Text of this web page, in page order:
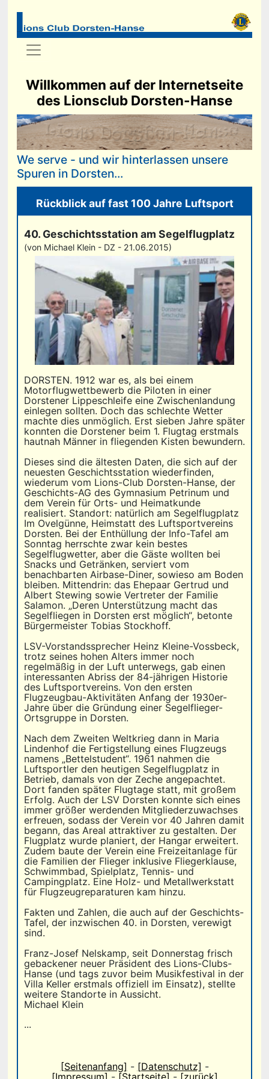
Willkommen auf der Internetseite
des Lionsclub Dorsten-Hanse
We serve - und wir hinterlassen unsere
Spuren in Dorsten...
Rückblick auf fast 100 Jahre Luftsport
40. Geschichtsstation am Segelflugplatz
(von Michael Klein - DZ - 21.06.2015)
DORSTEN. 1912 war es, als bei einem
Motorflugwettbewerb die Piloten in einer
Dorstener Lippeschleife eine Zwischenlandung
einlegen sollten. Doch das schlechte Wetter
machte dies unmöglich. Erst sieben Jahre später
konnten die Dorstener beim 1. Flugtag erstmals
hautnah Männer in fliegenden Kisten bewundern.
Dieses sind die ältesten Daten, die sich auf der
neuesten Geschichtsstation wiederfinden,
wiederum vom Lions-Club Dorsten-Hanse, der
Geschichts-AG des Gymnasium Petrinum und
dem Verein für Orts- und Heimatkunde
realisiert. Standort: natürlich am Segelflugplatz
Im Ovelgünne, Heimstatt des Luftsportvereins
Dorsten. Bei der Enthüllung der Info-Tafel am
Sonntag herrschte zwar kein bestes
Segelflugwetter, aber die Gäste wollten bei
Snacks und Getränken, serviert vom
benachbarten Airbase-Diner, sowieso am Boden
bleiben. Mittendrin: das Ehepaar Gertrud und
Albert Stewing sowie Vertreter der Familie
Salamon. „Deren Unterstützung macht das
Segelfliegen in Dorsten erst möglich“, betonte
Bürgermeister Tobias Stockhoff.
LSV-Vorstandssprecher Heinz Kleine-Vossbeck,
trotz seines hohen Alters immer noch
regelmäßig in der Luft unterwegs, gab einen
interessanten Abriss der 84-jährigen Historie
des Luftsportvereins. Von den ersten
Flugzeugbau-Aktivitäten Anfang der 1930er-
Jahre über die Gründung einer Segelflieger-
Ortsgruppe in Dorsten.
Nach dem Zweiten Weltkrieg dann in Maria
Lindenhof die Fertigstellung eines Flugzeugs
namens „Bettelstudent“. 1961 nahmen die
Luftsportler den heutigen Segelflugplatz in
Betrieb, damals von der Zeche angepachtet.
Dort fanden später Flugtage statt, mit großem
Erfolg. Auch der LSV Dorsten konnte sich eines
immer größer werdenden Mitgliederzuwachses
erfreuen, sodass der Verein vor 40 Jahren damit
begann, das Areal attraktiver zu gestalten. Der
Flugplatz wurde planiert, der Hangar erweitert.
Zudem baute der Verein eine Freizeitanlage für
die Familien der Flieger inklusive Fliegerklause,
Schwimmbad, Spielplatz, Tennis- und
Campingplatz. Eine Holz- und Metallwerkstatt
für Flugzeugreparaturen kam hinzu.
Fakten und Zahlen, die auch auf der Geschichts-
Tafel, der inzwischen 40. in Dorsten, verewigt
sind.
Franz-Josef Nelskamp, seit Donnerstag frisch
gebackener neuer Präsident des Lions-Clubs-
Hanse (und tags zuvor beim Musikfestival in der
Villa Keller erstmals offiziell im Einsatz), stellte
weitere Standorte in Aussicht.
Michael Klein
...
[Seitenanfang] - [Datenschutz] -
[Impressum] - [Startseite] - [zurück]